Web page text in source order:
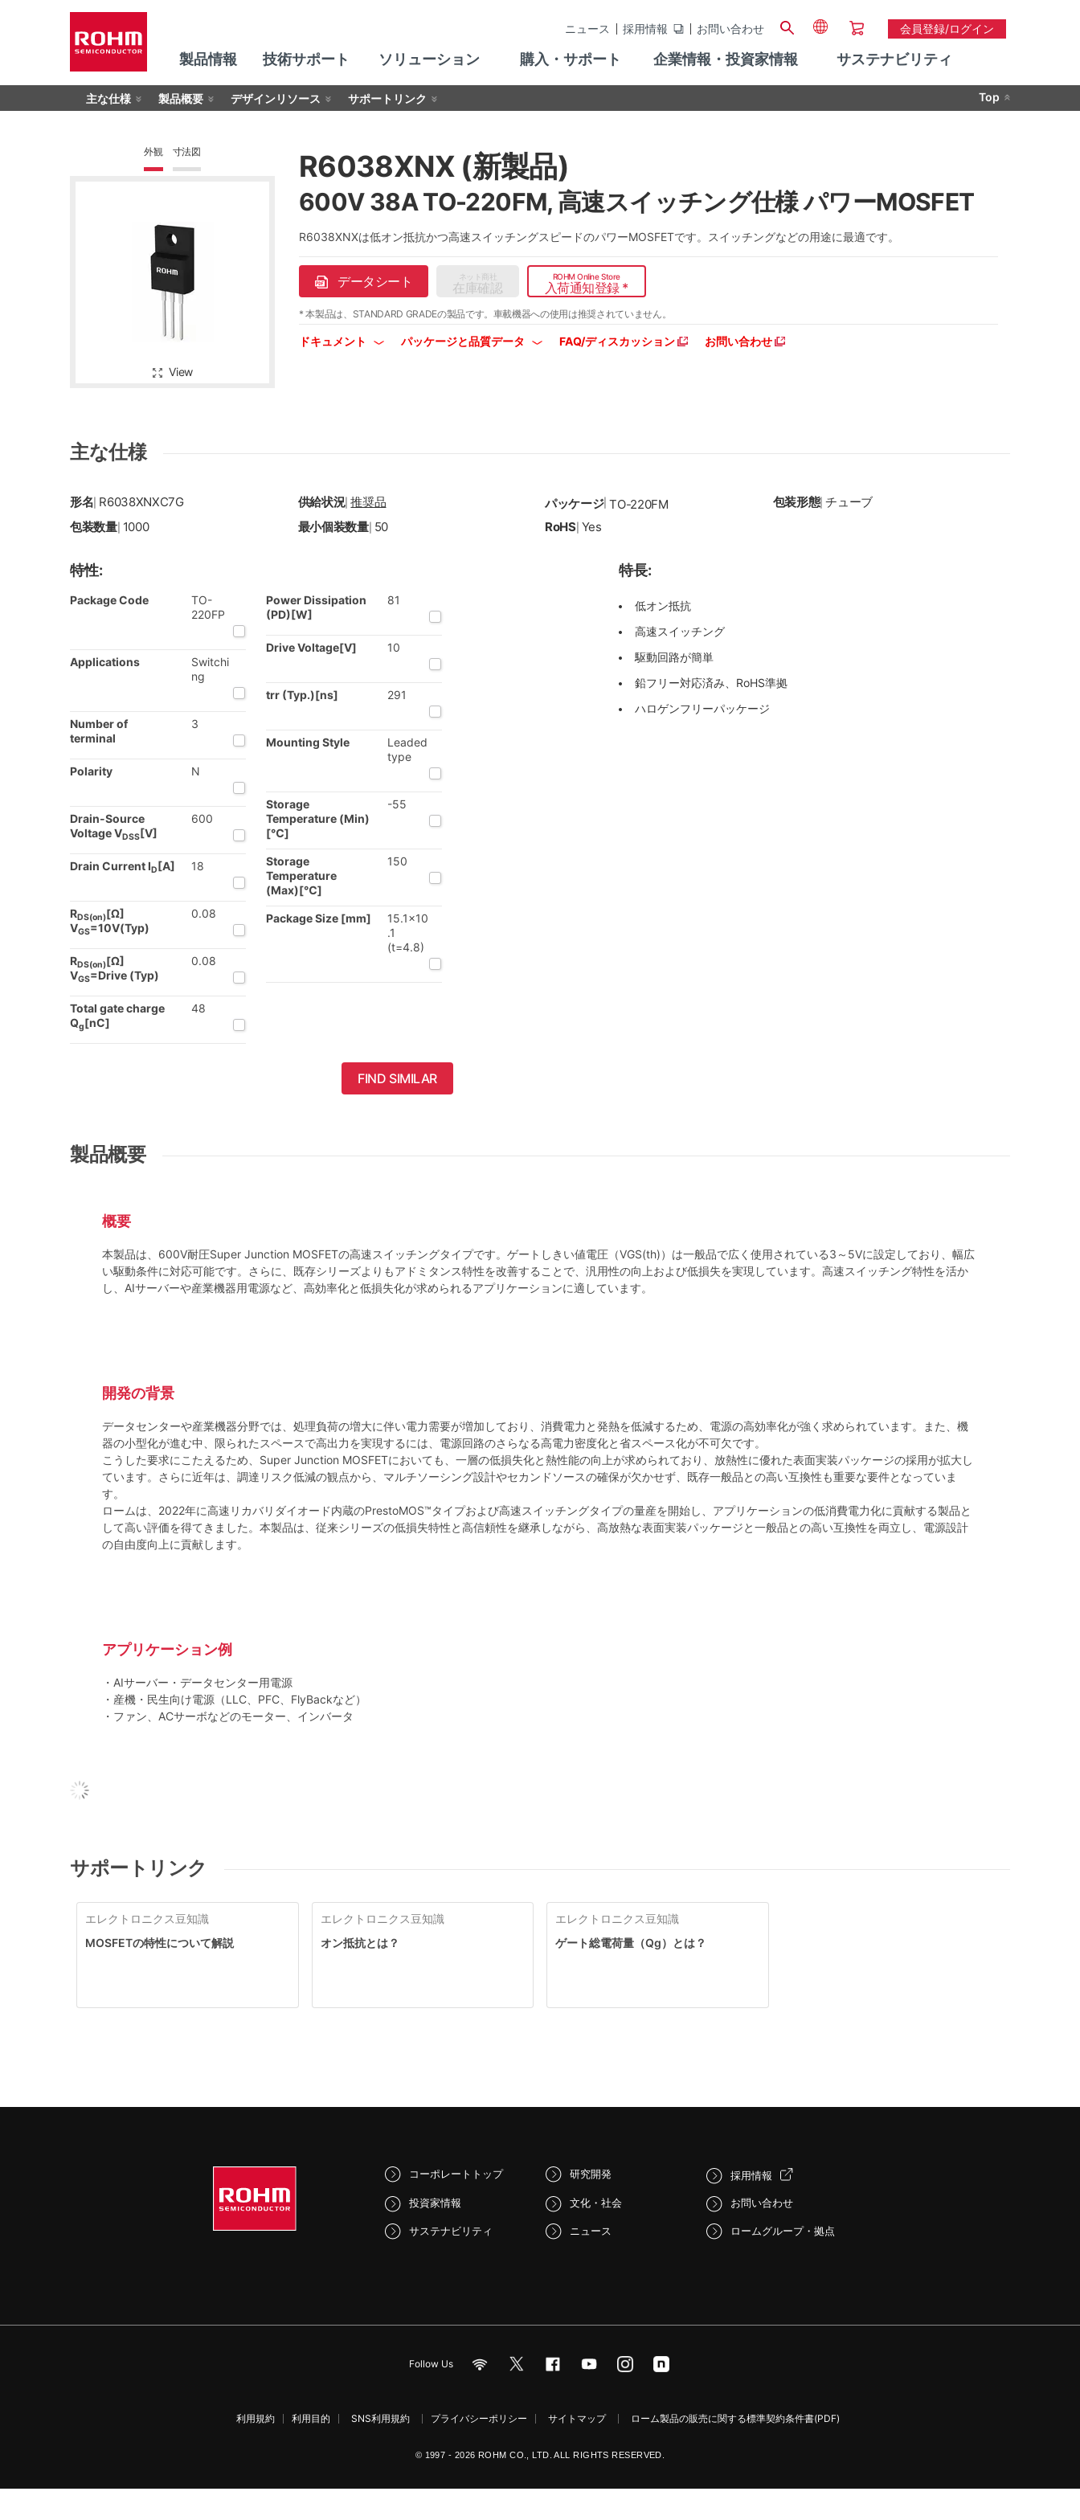
ニュース 採用情報 お問い合わせ 会員登録/ログイン
製品情報 技術サポート ソリューション 購入・サポート 企業情報・投資家情報 サステナビリティ
主な仕様 製品概要 デザインリソース サポートリンク Top
外観 寸法図
View
R6038XNX (新製品)
600V 38A TO-220FM, 高速スイッチング仕様 パワーMOSFET
R6038XNXは低オン抵抗かつ高速スイッチングスピードのパワーMOSFETです。スイッチングなどの用途に最適です。
データシート ネット商社
在庫確認
ROHM Online Store
入荷通知登録*
* 本製品は、STANDARD GRADEの製品です。 車載機器への使用は推奨されていません。
ドキュメント パッケージと品質データ FAQ/ディスカッション お問い合わせ
主な仕様
形名 R6038XNXC7G 供給状況|推奨品 パッケージ|TO-220FM 包装形態|チューブ
包装数量| 1000 最小個装数量| 50 RoHS| Yes
特性:
Package Code
TO-
220FP
Applications
Switchi
ng
Number of
terminal
3
Polarity N
Drain-Source
Voltage VDSS[V]
600
Drain Current ID[A] 18
RDS(on)[Ω]
VGS=10V(Typ)
0.08
RDS(on)[Ω]
VGS=Drive (Typ)
0.08
Total gate charge
Qg[nC]
48
Power Dissipation
(PD)[W]
81
Drive Voltage[V] 10
trr (Typ.)[ns] 291
Mounting Style
Leaded
type
Storage
Temperature (Min)
[℃]
-55
Storage
Temperature
(Max)[℃]
150
Package Size [mm]
15.1x10
.1
(t=4.8)
FIND SIMILAR
特長:
低オン抵抗
高速スイッチング
駆動回路が簡単
鉛フリー対応済み、RoHS準拠
ハロゲンフリーパッケージ
製品概要
概要
本製品は、600V耐圧Super Junction MOSFETの高速スイッチングタイプです。ゲートしきい値電圧（VGS(th)）は一般品で広く使用されている3～5Vに設定しており、幅広
い駆動条件に対応可能です。さらに、既存シリーズよりもアドミタンス特性を改善することで、汎用性の向上および低損失を実現しています。高速スイッチング特性を活か
し、AIサーバーや産業機器用電源など、高効率化と低損失化が求められるアプリケーションに適しています。
開発の背景
データセンターや産業機器分野では、処理負荷の増大に伴い電力需要が増加しており、消費電力と発熱を低減するため、電源の高効率化が強く求められています。また、機
器の小型化が進む中、限られたスペースで高出力を実現するには、電源回路のさらなる高電力密度化と省スペース化が不可欠です。
こうした要求にこたえるため、Super Junction MOSFETにおいても、一層の低損失化と熱性能の向上が求められており、放熱性に優れた表面実装パッケージの採用が拡大し
ています。さらに近年は、調達リスク低減の観点から、マルチソーシング設計やセカンドソースの確保が欠かせず、既存一般品との高い互換性も重要な要件となっていま
す。
ロームは、2022年に高速リカバリダイオード内蔵のPrestoMOS™タイプおよび高速スイッチングタイプの量産を開始し、アプリケーションの低消費電力化に貢献する製品と
して高い評価を得てきました。本製品は、従来シリーズの低損失特性と高信頼性を継承しながら、高放熱な表面実装パッケージと一般品との高い互換性を両立し、電源設計
の自由度向上に貢献します。
アプリケーション例
・AIサーバー・データセンター用電源
・産機・民生向け電源（LLC、PFC、FlyBackなど）
・ファン、ACサーボなどのモーター、インバータ
サポートリンク
エレクトロニクス豆知識
MOSFETの特性について解説
エレクトロニクス豆知識
オン抵抗とは？
エレクトロニクス豆知識
ゲート総電荷量（Qg）とは？
コーポレートトップ
投資家情報
サステナビリティ
研究開発
文化・社会
ニュース
採用情報
お問い合わせ
ロームグループ・拠点
Follow Us
利用規約 利用目的 SNS利用規約 プライバシーポリシー サイトマップ ローム製品の販売に関する標準契約条件書(PDF)
© 1997 - 2026 ROHM CO., LTD. ALL RIGHTS RESERVED.